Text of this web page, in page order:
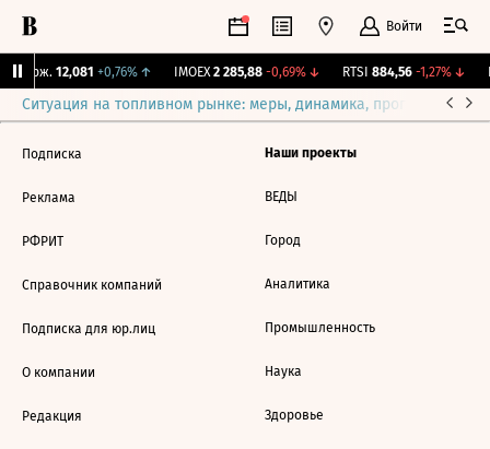
Войти
Бирж. 12,081 +0,76%↑ IMOEX 2 285,88 -0,69%↓ RTSI 884,56 -1,27%↓
Ситуация на топливном рынке: меры, динамика, прогнозы
Подписка
Реклама
РФРИТ
Справочник компаний
Подписка для юр.лиц
О компании
Редакция
Наши проекты
ВЕДЫ
Город
Аналитика
Промышленность
Наука
Здоровье